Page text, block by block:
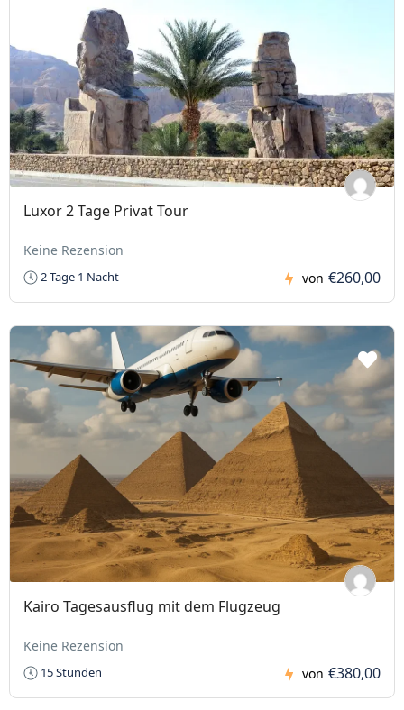
Luxor 2 Tage Privat Tour
Keine Rezension
2 Tage 1 Nacht von €260,00
Kairo Tagesausflug mit dem Flugzeug
Keine Rezension
15 Stunden von €380,00